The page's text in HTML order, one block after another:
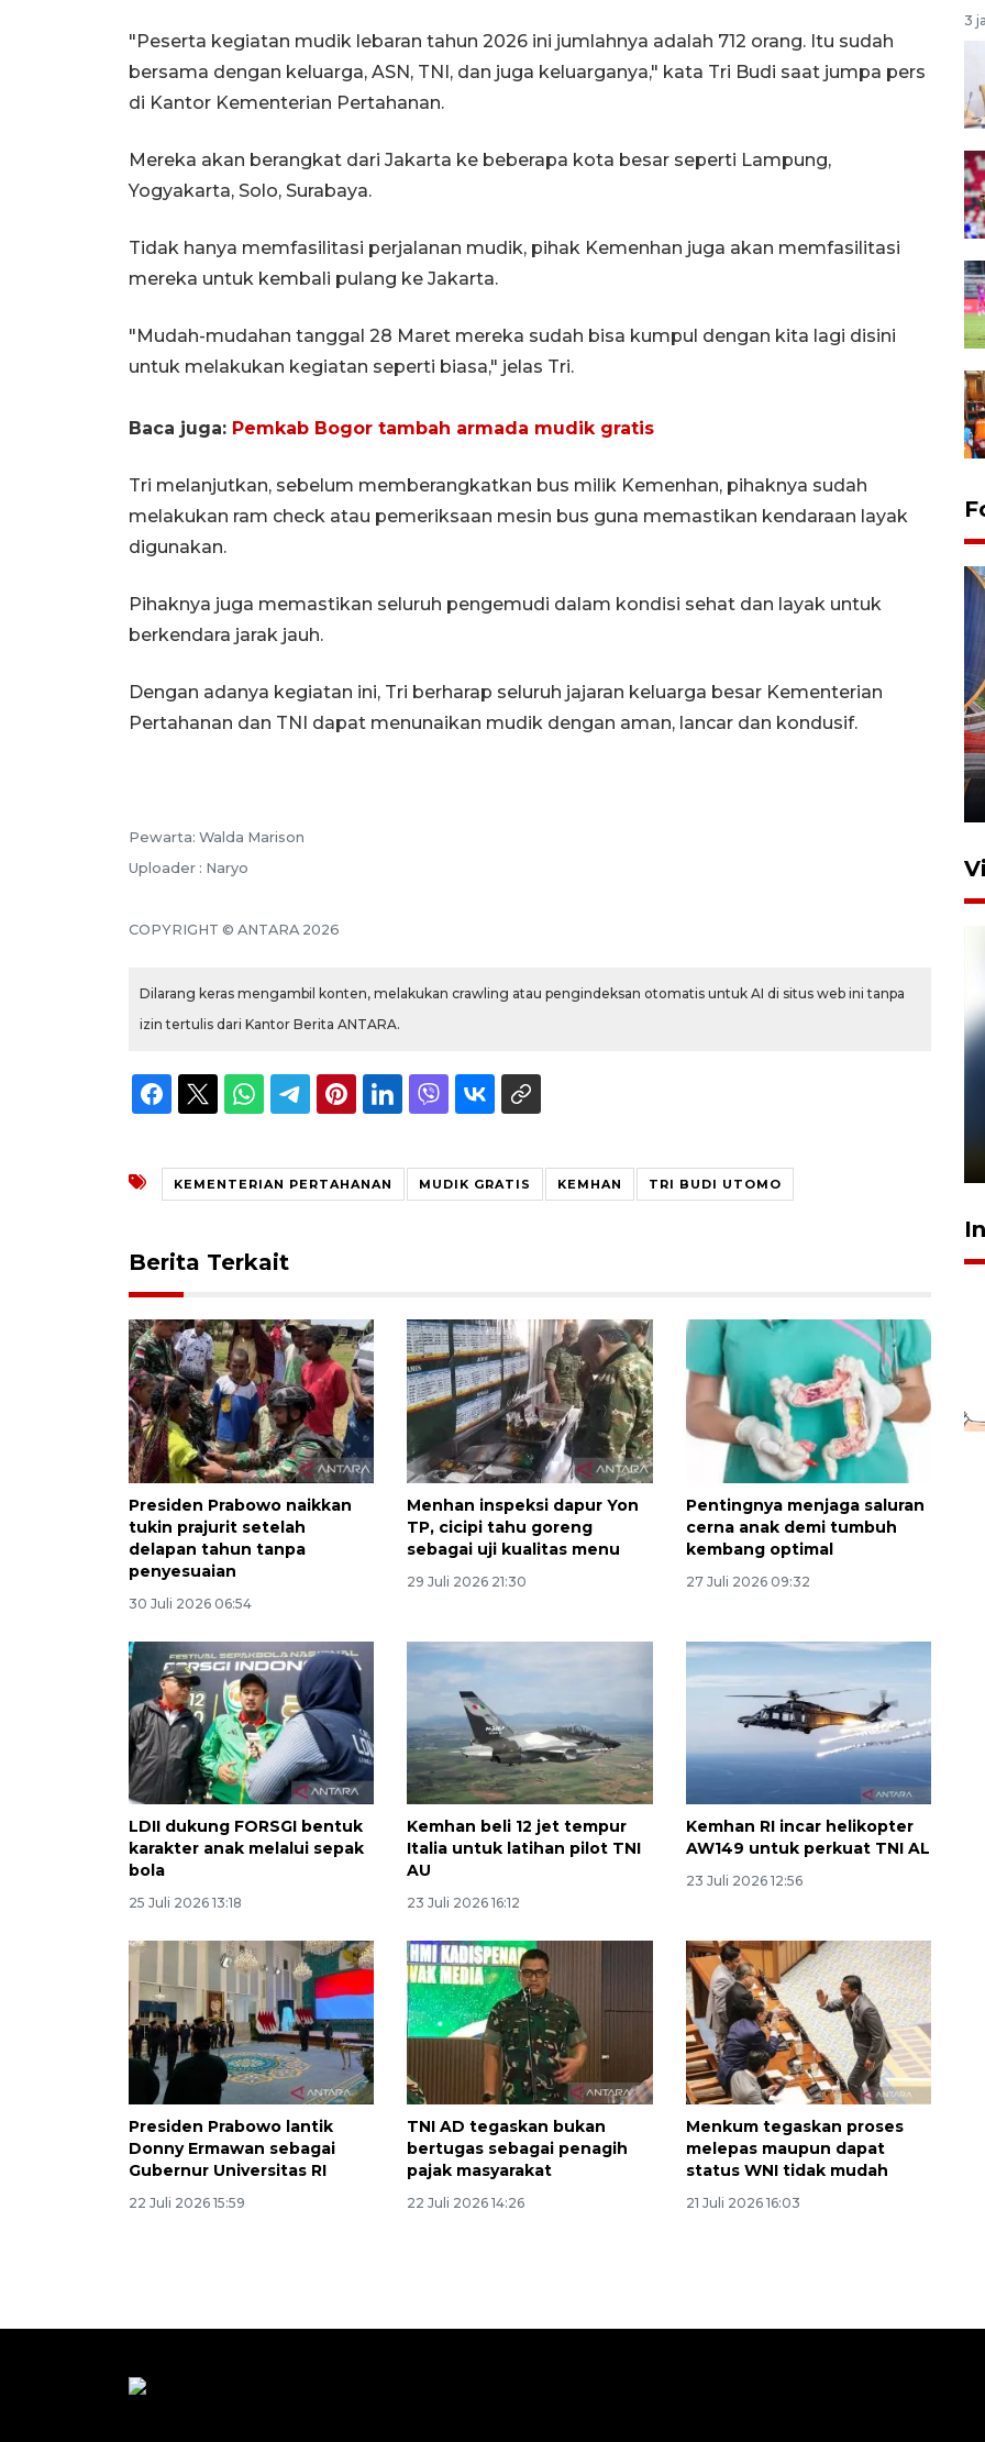
"Peserta kegiatan mudik lebaran tahun 2026 ini jumlahnya adalah 712 orang. Itu sudah
bersama dengan keluarga, ASN, TNI, dan juga keluarganya," kata Tri Budi saat jumpa pers
di Kantor Kementerian Pertahanan.
Mereka akan berangkat dari Jakarta ke beberapa kota besar seperti Lampung,
Yogyakarta, Solo, Surabaya.
Tidak hanya memfasilitasi perjalanan mudik, pihak Kemenhan juga akan memfasilitasi
mereka untuk kembali pulang ke Jakarta.
"Mudah-mudahan tanggal 28 Maret mereka sudah bisa kumpul dengan kita lagi disini
untuk melakukan kegiatan seperti biasa," jelas Tri.
Baca juga: Pemkab Bogor tambah armada mudik gratis
Tri melanjutkan, sebelum memberangkatkan bus milik Kemenhan, pihaknya sudah
melakukan ram check atau pemeriksaan mesin bus guna memastikan kendaraan layak
digunakan.
Pihaknya juga memastikan seluruh pengemudi dalam kondisi sehat dan layak untuk
berkendara jarak jauh.
Dengan adanya kegiatan ini, Tri berharap seluruh jajaran keluarga besar Kementerian
Pertahanan dan TNI dapat menunaikan mudik dengan aman, lancar dan kondusif.
Pewarta: Walda Marison
Uploader : Naryo
COPYRIGHT © ANTARA 2026
Dilarang keras mengambil konten, melakukan crawling atau pengindeksan otomatis untuk AI di situs web ini tanpa
izin tertulis dari Kantor Berita ANTARA.
KEMENTERIAN PERTAHANAN MUDIK GRATIS KEMHAN TRI BUDI UTOMO
Berita Terkait
Presiden Prabowo naikkan
tukin prajurit setelah
delapan tahun tanpa
penyesuaian
30 Juli 2026 06:54
Menhan inspeksi dapur Yon
TP, cicipi tahu goreng
sebagai uji kualitas menu
29 Juli 2026 21:30
Pentingnya menjaga saluran
cerna anak demi tumbuh
kembang optimal
27 Juli 2026 09:32
LDII dukung FORSGI bentuk
karakter anak melalui sepak
bola
25 Juli 2026 13:18
Kemhan beli 12 jet tempur
Italia untuk latihan pilot TNI
AU
23 Juli 2026 16:12
Kemhan RI incar helikopter
AW149 untuk perkuat TNI AL
23 Juli 2026 12:56
Presiden Prabowo lantik
Donny Ermawan sebagai
Gubernur Universitas RI
22 Juli 2026 15:59
TNI AD tegaskan bukan
bertugas sebagai penagih
pajak masyarakat
22 Juli 2026 14:26
Menkum tegaskan proses
melepas maupun dapat
status WNI tidak mudah
21 Juli 2026 16:03
3
Komisi V DPR tinjau
perlintasan sebidang di
2026 sambangi Papua
2026-08-06 13:15:00